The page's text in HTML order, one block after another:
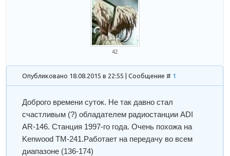
42
Опубликовано 18.08.2015 в 22:55 | Сообщение # 1
Доброго времени суток. Не так давно стал
счастливым (?) обладателем радиостанции ADI
AR-146. Станция 1997-го года. Очень похожа на
Kenwood TM-241.Работает на передачу во всем
диапазоне (136-174)